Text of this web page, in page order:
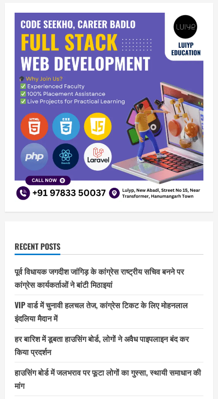
RECENT POSTS
पूर्व विधायक जगदीश जांगिड़ के कांग्रेस राष्ट्रीय सचिव बनने पर
कांग्रेस कार्यकर्ताओं ने बांटी मिठाइयां
VIP वार्ड में चुनावी हलचल तेज, कांग्रेस टिकट के लिए मोहनलाल
इंदलिया मैदान में
हर बारिश में डूबता हाउसिंग बोर्ड, लोगों ने अवैध पाइपलाइन बंद कर
किया प्रदर्शन
हाउसिंग बोर्ड में जलभराव पर फूटा लोगों का गुस्सा, स्थायी समाधान की
मांग